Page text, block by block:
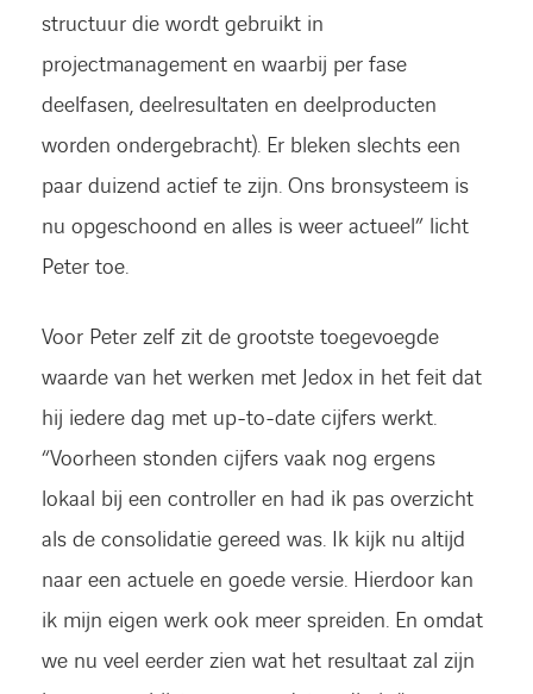
structuur die wordt gebruikt in
projectmanagement en waarbij per fase
deelfasen, deelresultaten en deelproducten
worden ondergebracht). Er bleken slechts een
paar duizend actief te zijn. Ons bronsysteem is
nu opgeschoond en alles is weer actueel” licht
Peter toe.
Voor Peter zelf zit de grootste toegevoegde
waarde van het werken met Jedox in het feit dat
hij iedere dag met up-to-date cijfers werkt.
“Voorheen stonden cijfers vaak nog ergens
lokaal bij een controller en had ik pas overzicht
als de consolidatie gereed was. Ik kijk nu altijd
naar een actuele en goede versie. Hierdoor kan
ik mijn eigen werk ook meer spreiden. En omdat
we nu veel eerder zien wat het resultaat zal zijn